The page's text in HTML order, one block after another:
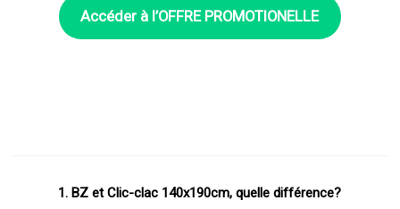
Accéder à l’OFFRE PROMOTIONELLE
1. BZ etClic-clac 140x190cm, quelle différence?